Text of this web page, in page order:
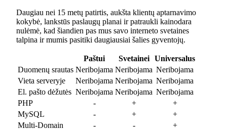
Daugiau nei 15 metų patirtis, aukšta klientų aptarnavimo
kokybė, lankstūs paslaugų planai ir patraukli kainodara
nulėmė, kad šiandien pas mus savo interneto svetaines
talpina ir mumis pasitiki daugiausiai šalies gyventojų.
Paštui Svetainei
Universalus
Duomenų srautas Neribojama Neribojama Neribojama
Vieta serveryje
Neribojama Neribojama Neribojama
El. pašto dėžutės Neribojama Neribojama Neribojama
PHP
- +
+
MySQL
- +
+
Multi-Domain
- -
+